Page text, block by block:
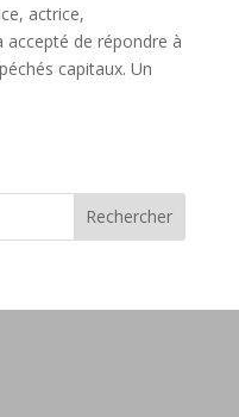
actrice,
de répondre à
capitaux. Un